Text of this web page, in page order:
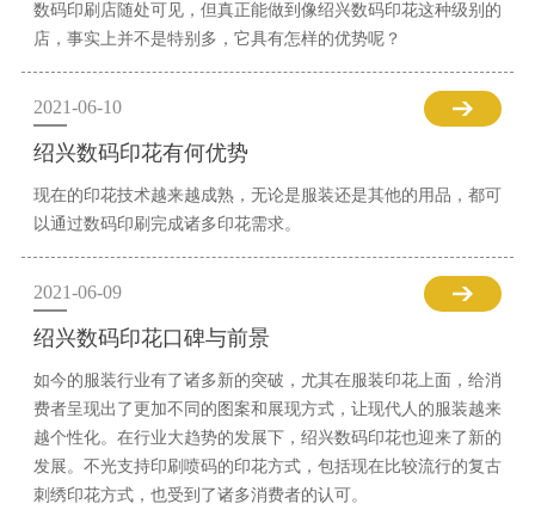
数码印刷店随处可见，但真正能做到像绍兴数码印花这种级别的
店，事实上并不是特别多，它具有怎样的优势呢？
2021-06-10
绍兴数码印花有何优势
现在的印花技术越来越成熟，无论是服装还是其他的用品，都可
以通过数码印刷完成诸多印花需求。
2021-06-09
绍兴数码印花口碑与前景
如今的服装行业有了诸多新的突破，尤其在服装印花上面，给消
费者呈现出了更加不同的图案和展现方式，让现代人的服装越来
越个性化。在行业大趋势的发展下，绍兴数码印花也迎来了新的
发展。不光支持印刷喷码的印花方式，包括现在比较流行的复古
刺绣印花方式，也受到了诸多消费者的认可。